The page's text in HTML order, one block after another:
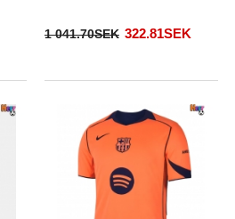
1 041.70SEK 322.81SEK